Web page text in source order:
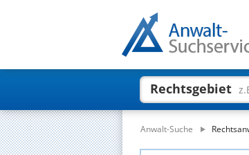
Rechtsgebiet
Anwalt-Suche